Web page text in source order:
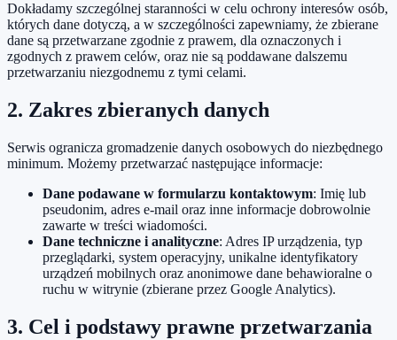
Dokładamy szczególnej staranności w celu ochrony interesów osób,
których dane dotyczą, a w szczególności zapewniamy, że zbierane
dane są przetwarzane zgodnie z prawem, dla oznaczonych i
zgodnych z prawem celów, oraz nie są poddawane dalszemu
przetwarzaniu niezgodnemu z tymi celami.
2. Zakres zbieranych danych
Serwis ogranicza gromadzenie danych osobowych do niezbędnego
minimum. Możemy przetwarzać następujące informacje:
Dane podawane w formularzu kontaktowym: Imię lub
pseudonim, adres e-mail oraz inne informacje dobrowolnie
zawarte w treści wiadomości.
Dane techniczne i analityczne: Adres IP urządzenia, typ
przeglądarki, system operacyjny, unikalne identyfikatory
urządzeń mobilnych oraz anonimowe dane behawioralne o
ruchu w witrynie (zbierane przez Google Analytics).
3. Cel i podstawy prawne przetwarzania